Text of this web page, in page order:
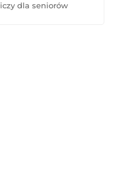
dla seniorów